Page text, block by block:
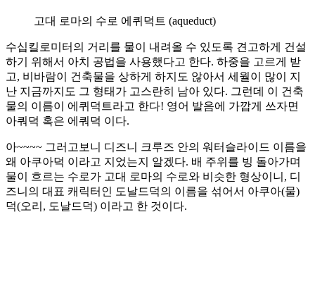
고대 로마의 수로 에퀴덕트 (aqueduct)
수십킬로미터의 거리를 물이 내려올 수 있도록 견고하게 건설
하기 위해서 아치 공법을 사용했다고 한다. 하중을 고르게 받
고, 비바람이 건축물을 상하게 하지도 않아서 세월이 많이 지
난 지금까지도 그 형태가 고스란히 남아 있다. 그런데 이 건축
물의 이름이 에퀴덕트라고 한다! 영어 발음에 가깝게 쓰자면
아쿼덕 혹은 에쿼덕 이다.
아~~~~ 그러고보니 디즈니 크루즈 안의 워터슬라이드 이름을
왜 아쿠아덕 이라고 지었는지 알겠다. 배 주위를 빙 돌아가며
물이 흐르는 수로가 고대 로마의 수로와 비슷한 형상이니, 디
즈니의 대표 캐릭터인 도날드덕의 이름을 섞어서 아쿠아(물)
덕(오리, 도날드덕) 이라고 한 것이다.